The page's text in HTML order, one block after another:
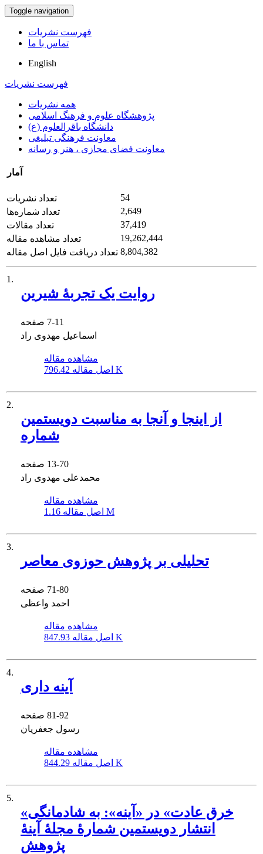
Toggle navigation
فهرست نشریات
تماس با ما
English
فهرست نشریات
همه نشریات
پژوهشگاه علوم و فرهنگ اسلامی
دانشگاه باقرالعلوم (ع)
معاونت فرهنگی تبلیغی
معاونت فضای مجازی ، هنر و رسانه
آمار
تعداد نشریات
54
تعداد شماره‌ها
2,649
تعداد مقالات
37,419
تعداد مشاهده مقاله
19,262,444
تعداد دریافت فایل اصل مقاله 8,804,382
1.
روایت یک تجربۀ شیرین
7-11
اسماعیل مهدوی راد
مشاهده مقاله
اصل مقاله 796.42 K
2.
از اینجا و آنجا به مناسبت دویستمین
شماره
13-70
محمدعلی مهدوی راد
مشاهده مقاله
اصل مقاله 1.16 M
3.
تحلیلی بر پژوهش حوزوی معاصر
71-80
احمد واعظی
مشاهده مقاله
اصل مقاله 847.93 K
4.
آینه داری
81-92
رسول جعفریان
مشاهده مقاله
اصل مقاله 844.29 K
5.
«خرق عادت» در «آینه»: به شادمانگی
انتشار دویستمین شمارۀ مجلۀ آینۀ
پژوهش